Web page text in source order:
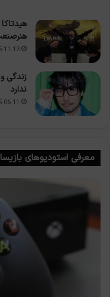
11-13
زندگی
ندارد
06-11
معرفی استودیوهای